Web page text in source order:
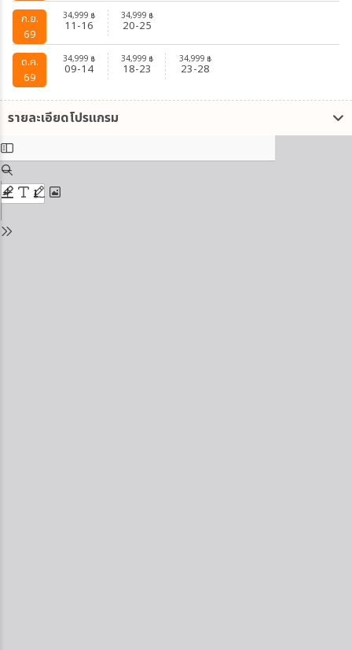
ก.ย.
69
34,999 ฿
11-16
34,999 ฿
20-25
ต.ค.
69
34,999 ฿
09-14
34,999 ฿
18-23
34,999 ฿
23-28
รายละเอียดโปรแกรม